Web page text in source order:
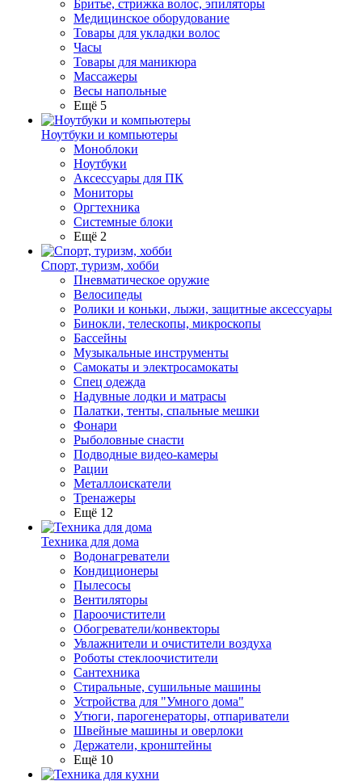
Бритье, стрижка волос, эпиляторы
Медицинское оборудование
Товары для укладки волос
Часы
Товары для маникюра
Массажеры
Весы напольные
Ещё 5
Ноутбуки и компьютеры
Моноблоки
Ноутбуки
Аксессуары для ПК
Мониторы
Оргтехника
Системные блоки
Ещё 2
Спорт, туризм, хобби
Пневматическое оружие
Велосипеды
Ролики и коньки, лыжи, защитные аксессуары
Бинокли, телескопы, микроскопы
Бассейны
Музыкальные инструменты
Самокаты и электросамокаты
Спец одежда
Надувные лодки и матрасы
Палатки, тенты, спальные мешки
Фонари
Рыболовные снасти
Подводные видео-камеры
Рации
Металлоискатели
Тренажеры
Ещё 12
Техника для дома
Водонагреватели
Кондиционеры
Пылесосы
Вентиляторы
Пароочистители
Обогреватели/конвекторы
Увлажнители и очистители воздуха
Роботы стеклоочистители
Сантехника
Стиральные, сушильные машины
Устройства для "Умного дома"
Утюги, парогенераторы, отпариватели
Швейные машины и оверлоки
Держатели, кронштейны
Ещё 10